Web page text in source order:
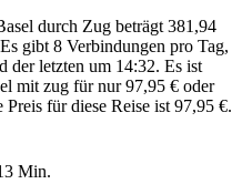
durch Zug beträgt 381,94
gibt 8 Verbindungen pro Tag,
der letzten um 14:32. Es ist
mit zug für nur 97,95 € oder
für diese Reise ist 97,95 €.
Min.